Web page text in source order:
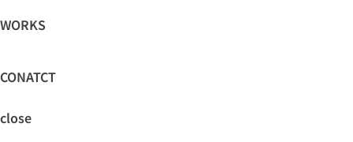
WORKS
CONATCT
close